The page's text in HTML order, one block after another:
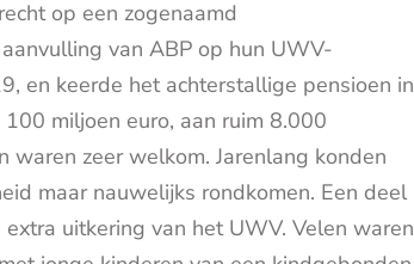
op een zogenaamd
van ABP op hun UWV-
en keerde het achterstallige pensioen in
miljoen euro, aan ruim 8.000
waren zeer welkom. Jarenlang konden
maar nauwelijks rondkomen. Een deel
uitkering van het UWV. Velen waren